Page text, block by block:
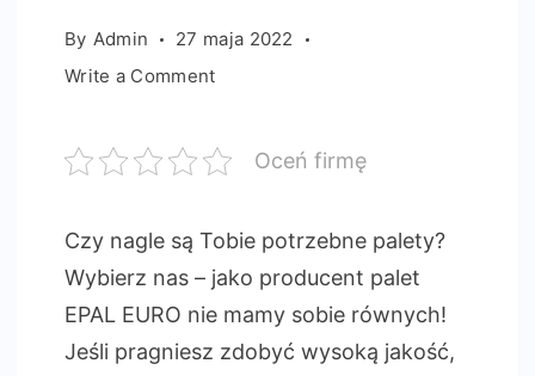
By Admin
27 maja 2022
Write a Commenton
produkcjaOceń firmę
Czy nagle są Tobie potrzebne palety?
Wybierz nas – jako producent palet
EPAL EURO nie mamy sobie równych!
Jeśli pragniesz zdobyć wysoką jakość,